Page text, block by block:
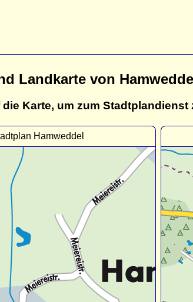
Landkarte von
Karte, um zum Stadtplandienst
Hamweddel